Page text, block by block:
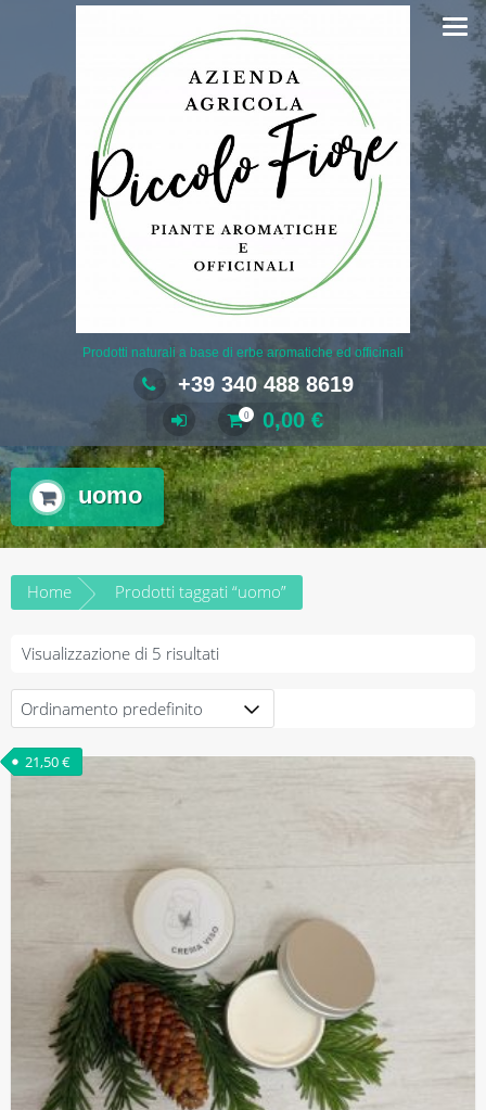
Prodotti naturali a base di erbe aromatiche ed officinali
+39 340 488 8619
0 0,00 €
uomo
Home Prodotti taggati “uomo”
Visualizzazione di 5 risultati
21,50€